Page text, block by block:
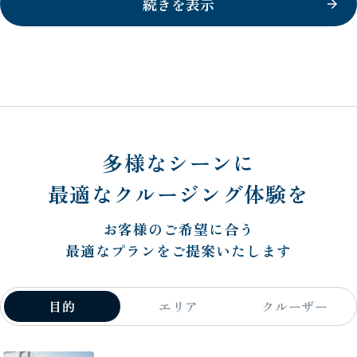
多様なシーンに
最適なクルージング体験を
お客様のご希望に合う
最適なプランをご提案いたします
目的 エリア クルーザー